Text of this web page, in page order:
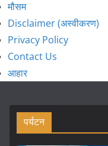
मौसम
Disclaimer (अस्वीकरण)
Privacy Policy
Contact Us
आहार
पर्यटन